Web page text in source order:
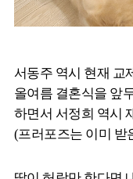
서동주 역시 현재 교
올여름 결혼식을 앞
하면서 서정희 역시
(프러포즈는 이미 받